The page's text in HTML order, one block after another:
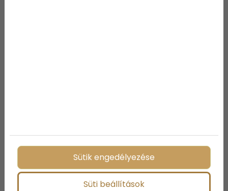
Sütik engedélyezése
Süti beállítások